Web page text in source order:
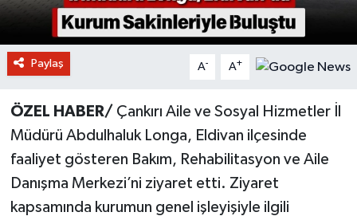
Paylaş A- A+
ÖZEL HABER/ Çankırı Aile ve Sosyal Hizmetler İl
Müdürü Abdulhaluk Longa, Eldivan ilçesinde
faaliyet gösteren Bakım, Rehabilitasyon ve Aile
Danışma Merkezi’ni ziyaret etti. Ziyaret
kapsamında kurumun genel işleyişiyle ilgili